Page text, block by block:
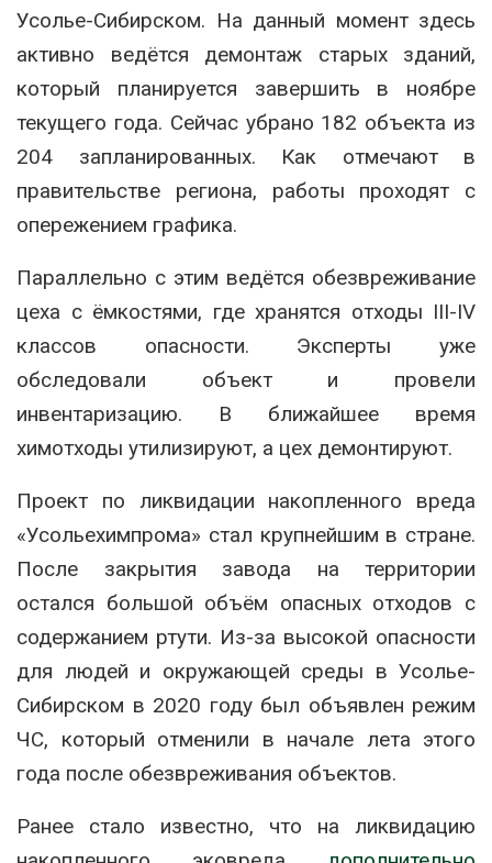
Усолье-Сибирском. На данный момент здесь
активно ведётся демонтаж старых зданий,
который планируется завершить в ноябре
текущего года. Сейчас убрано 182 объекта из
204 запланированных. Как отмечают в
правительстве региона, работы проходят с
опережением графика.
Параллельно с этим ведётся обезвреживание
цеха с ёмкостями, где хранятся отходы III-IV
классов опасности. Эксперты уже
обследовали объект и провели
инвентаризацию. В ближайшее время
химотходы утилизируют, а цех демонтируют.
Проект по ликвидации накопленного вреда
«Усольехимпрома» стал крупнейшим в стране.
После закрытия завода на территории
остался большой объём опасных отходов с
содержанием ртути. Из-за высокой опасности
для людей и окружающей среды в Усолье-
Сибирском в 2020 году был объявлен режим
ЧС, который отменили в начале лета этого
года после обезвреживания объектов.
Ранее стало известно, что на ликвидацию